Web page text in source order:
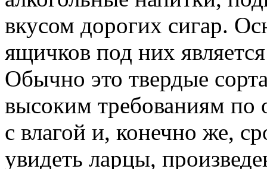
вкусом дорогих сигар.
ящичков под них
Обычно это твердые
высоким требованиям
с влагой и, конечно же,
увидеть ларцы,